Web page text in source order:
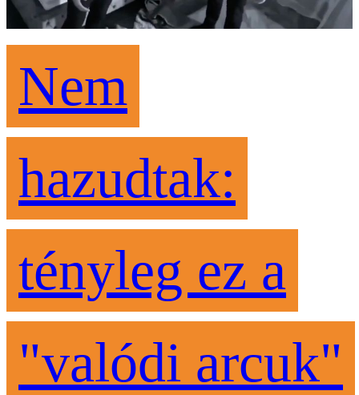
Nem
hazudtak:
tényleg ez a
"valódi arcuk"